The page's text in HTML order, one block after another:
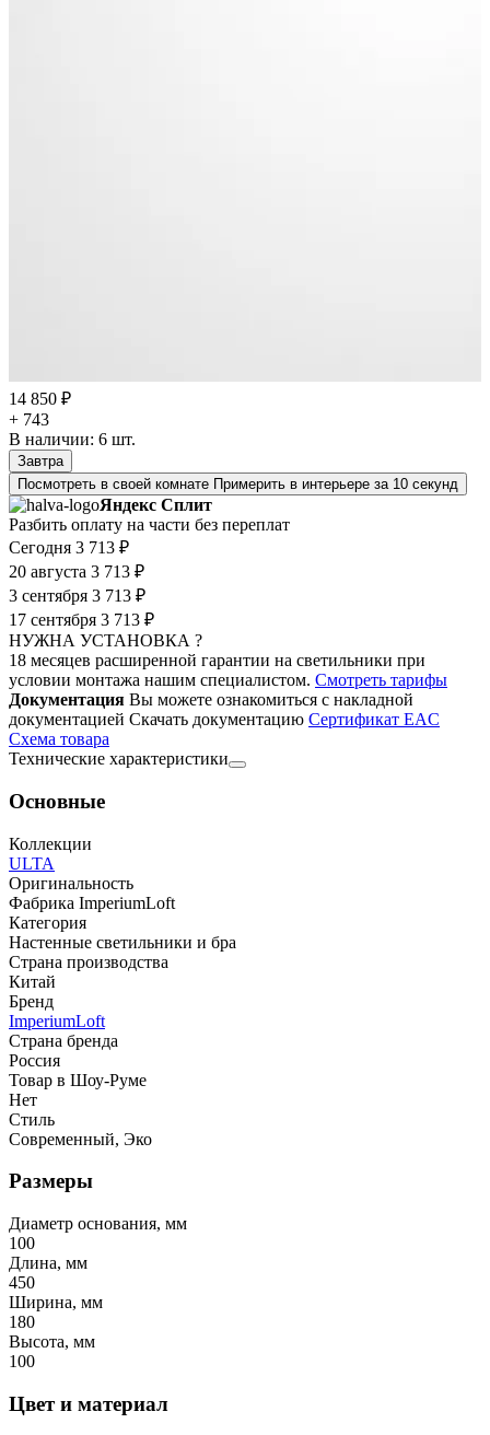
14 850 ₽
+ 743
В наличии: 6 шт.
Завтра
Посмотреть в своей комнате Примерить в интерьере за 10 секунд
Яндекс Сплит
Разбить оплату на части без переплат
Сегодня 3 713 ₽
20 августа 3 713 ₽
3 сентября 3 713 ₽
17 сентября 3 713 ₽
НУЖНА УСТАНОВКА ?
18 месяцев расширенной гарантии на светильники при
условии монтажа нашим специалистом. Смотреть тарифы
Документация Вы можете ознакомиться с накладной
документацией Скачать документацию Cертификат EAC
Cхема товара
Технические характеристики
Основные
Коллекции
ULTA
Оригинальность
Фабрика ImperiumLoft
Категория
Настенные светильники и бра
Страна производства
Китай
Бренд
ImperiumLoft
Страна бренда
Россия
Товар в Шоу-Руме
Нет
Стиль
Современный, Эко
Размеры
Диаметр основания, мм
100
Длина, мм
450
Ширина, мм
180
Высота, мм
100
Цвет и материал